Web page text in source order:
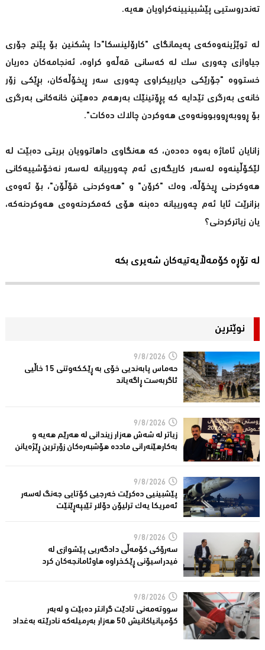
تەندروستیی پێشبینیینەكراویان هەیە.
لە توێژینەوەكەی پەیمانگای "كارۆلینسكا"دا پشكنین بۆ پێنج جۆری
جیاوازی چەوری سك لە كەسانی قەڵەو كراوە، ئەنجامەكان دەریان
خستووە "جۆرێكی دیارییكراوی چەوری سەر ڕیخۆڵەكان، بڕێكی زۆر
خانەی بەرگری تێدایە كە پڕۆتینێك بەرهەم دەهێنن خانەكانی بەرگری
بۆ ڕووبەڕووبوونەوەی هەوكردن چالاك دەكات".
زانایان ئاماژە بەوە دەدەن، كە هەنگاوی داهاتوویان بریتی دەبێت لە
لێكۆڵینەوە لەسەر كاریگەری ئەم چەورییانە لەسەر نەخۆشییەكانی
هەوكردنی ڕیخۆڵە، وەك "كرۆن" و "هەوكردنی قۆڵۆن"، بۆ ئەوەی
بزانرێت ئایا ئەم چەورییانە دەبنە هۆی كەمكردنەوەی هەوكردنەكە،
یان زیاتركردنی؟
لە تۆڕە کۆمەڵایەتیەکان شەیری بکە
نوێترین
9/8/2026
حەماس پابەندیی خۆی بە ڕێككەوتنی 15 خاڵیی
ئاگربەست ڕاگەیاند
9/8/2026
زیاتر لە شەش هەزار زیندانی لە هەرێم هەیە و
بەکارهێنەرانى ماددە هۆشبەرەکان زۆرترین ڕێژەیانن
9/8/2026
پێشبینیی دەكرێت خەرجیی كۆتایی جەنگ لەسەر
ئەمریكا یەك ترلیۆن دۆلار تێبپەڕێنێت
9/8/2026
سەرۆكی كۆمەڵى دادگەریی پێشوازی لە
فیدراسیۆنی ڕێكخراوە هاوئامانجەكان کرد
9/8/2026
سووتەمەنى تادێت گرانتر دەبێت و لەبەر
كۆمپانیاكانیش 50 هەزار بەرمیلەکە نادرێتە بەغداد